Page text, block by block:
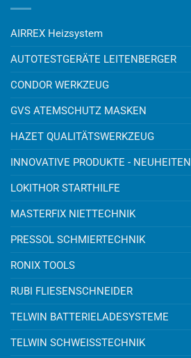
AIRREX Heizsystem
AUTOTESTGERÄTE LEITENBERGER
CONDOR WERKZEUG
GVS ATEMSCHUTZ MASKEN
HAZET QUALITÄTSWERKZEUG
INNOVATIVE PRODUKTE - NEUHEITEN
LOKITHOR STARTHILFE
MASTERFIX NIETTECHNIK
PRESSOL SCHMIERTECHNIK
RONIX TOOLS
RUBI FLIESENSCHNEIDER
TELWIN BATTERIELADESYSTEME
TELWIN SCHWEISSTECHNIK